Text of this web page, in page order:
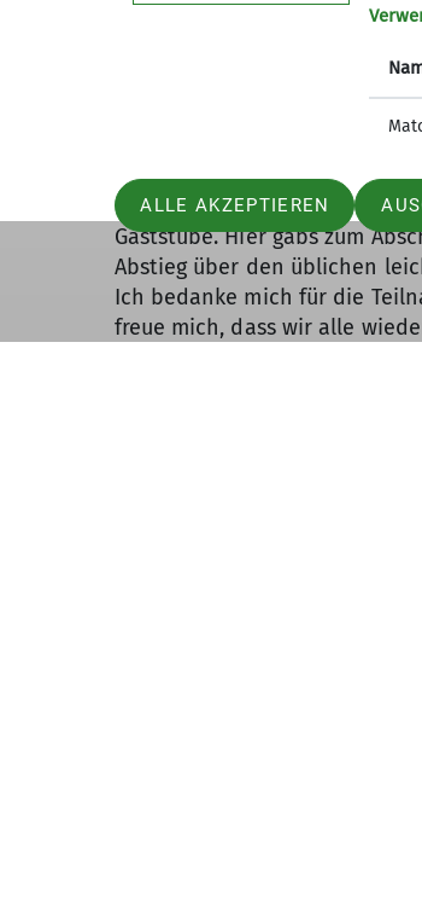
Bergab gings dann westlich
anspruchsvollen Pfad
den latschenreichen, nach
Nach 1 ¼ Std. um 13 Uhr,
Da die Terrasse aufgrund
Gaststube. Hier gabs zum
Abstieg über den üblichen
Ich bedanke mich für die
freue mich, dass wir alle
ALLE AKZEPTIEREN